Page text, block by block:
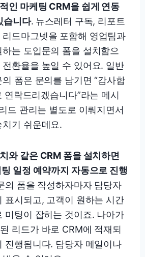
인 마케팅 CRM을 쉽게 연동
습니다. 뉴스레터 구독, 리포트
드마그넷을 포함해 영업팀과
는 도입문의 폼을 설치함으
전환율을 높일 수 있어요. 일반
폼은 문의를 남기면 “감사합
락드리겠습니다”라는 메시
드 관리는 별도로 이뤄지면서
기 쉬운데요.
와 같은 CRM 폼을 설치하면
일정 예약까지 자동으로 진행
의 폼을 작성하자마자 담당자
표시되고, 고객이 원하는 시간
미팅이 잡히는 것이죠. 나아가
리드가 바로 CRM에 적재되
진행됩니다. 담당자 메일이나